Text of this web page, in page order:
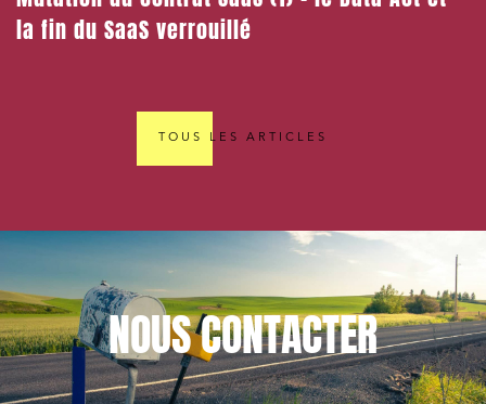
la fin du SaaS verrouillé
TOUS LES ARTICLES
NOUSCONTACTER